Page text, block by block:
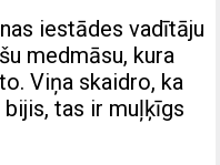
iestādes vadītāju
medmāsu, kura
Viņa skaidro, ka
tas ir muļķīgs